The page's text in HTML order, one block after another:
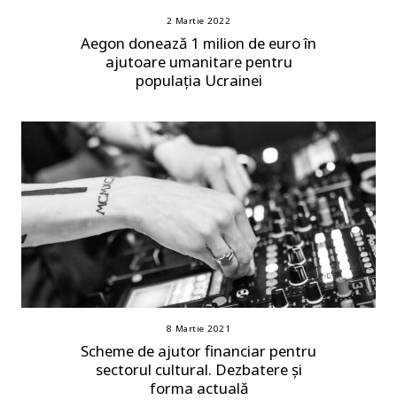
2 Martie 2022
Aegon donează 1 milion de euro în
ajutoare umanitare pentru
populația Ucrainei
8 Martie 2021
Scheme de ajutor financiar pentru
sectorul cultural. Dezbatere și
forma actuală